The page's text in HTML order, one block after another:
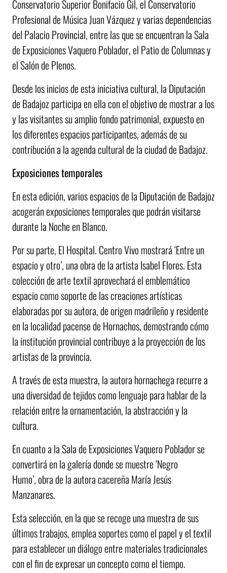
Conservatorio Superior Bonifacio Gil, el Conservatorio
Profesional de Música Juan Vázquez y varias dependencias
del Palacio Provincial, entre las que se encuentran la Sala
de Exposiciones Vaquero Poblador, el Patio de Columnas y
el Salón de Plenos.
Desde los inicios de esta iniciativa cultural, la Diputación
de Badajoz participa en ella con el objetivo de mostrar a los
y las visitantes su amplio fondo patrimonial, expuesto en
los diferentes espacios participantes, además de su
contribución a la agenda cultural de la ciudad de Badajoz.
Exposiciones temporales
En esta edición, varios espacios de la Diputación de Badajoz
acogerán exposiciones temporales que podrán visitarse
durante la Noche en Blanco.
Por su parte, El Hospital. Centro Vivo mostrará ‘Entre un
espacio y otro’, una obra de la artista Isabel Flores. Esta
colección de arte textil aprovechará el emblemático
espacio como soporte de las creaciones artísticas
elaboradas por su autora, de origen madrileño y residente
en la localidad pacense de Hornachos, demostrando cómo
la institución provincial contribuye a la proyección de los
artistas de la provincia.
A través de esta muestra, la autora hornachega recurre a
una diversidad de tejidos como lenguaje para hablar de la
relación entre la ornamentación, la abstracción y la
cultura.
En cuanto a la Sala de Exposiciones Vaquero Poblador se
convertirá en la galería donde se muestre ‘Negro
Humo’,obra de la autora cacereña María Jesús
Manzanares.
Esta selección, en la que se recoge una muestra de sus
últimos trabajos, emplea soportes como el papel y el textil
para establecer un diálogo entre materiales tradicionales
con el fin de expresar un concepto como el tiempo.